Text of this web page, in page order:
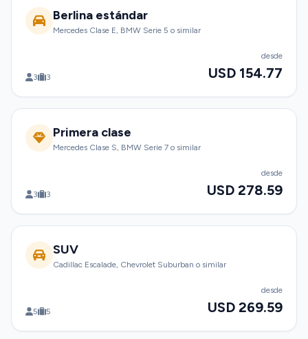
Berlina estándar
Mercedes Clase E, BMW Serie 5 o similar
3 3
desde
USD 154.77
Primera clase
Mercedes Clase S, BMW Serie 7 o similar
3 3
desde
USD 278.59
SUV
Cadillac Escalade, Chevrolet Suburban o similar
5 5
desde
USD 269.59